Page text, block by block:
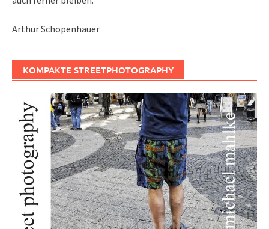
Arthur Schopenhauer
KOMPAKTE STREETPHOTOGRAPHY